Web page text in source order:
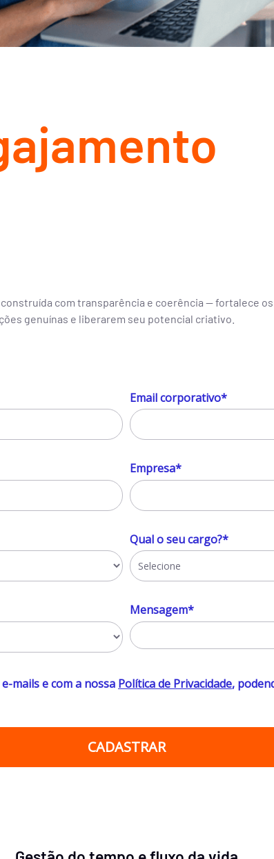
com transparência e coerência — fortalece
genuínas e liberarem seu potencial criativo.
Email corporativo*
Empresa*
Qual o seu cargo?*
Mensagem*
mails e com a nossa Política de Privacidade,
CADASTRAR